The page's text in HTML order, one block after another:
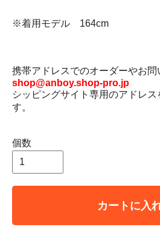
※着用モデル 164cm
携帯アドレスでのオーダーやお問
shop@anboy.shop-pro.jp
シッピングサイト専用のアドレス
す。
個数
カートに入